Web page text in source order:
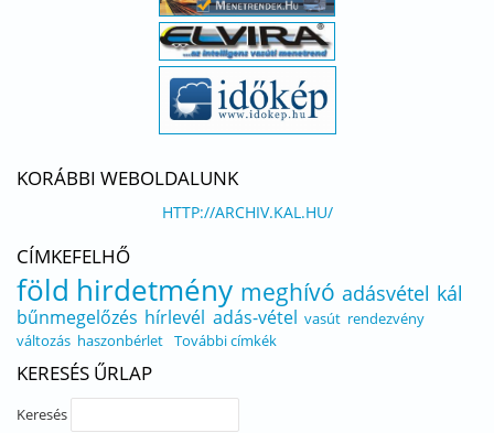
KORÁBBI WEBOLDALUNK
HTTP://ARCHIV.KAL.HU/
CÍMKEFELHŐ
föld hirdetmény meghívó adásvétel kál
bűnmegelőzés hírlevél adás-vétel vasút rendezvény
változás haszonbérlet További címkék
KERESÉS ŰRLAP
Keresés